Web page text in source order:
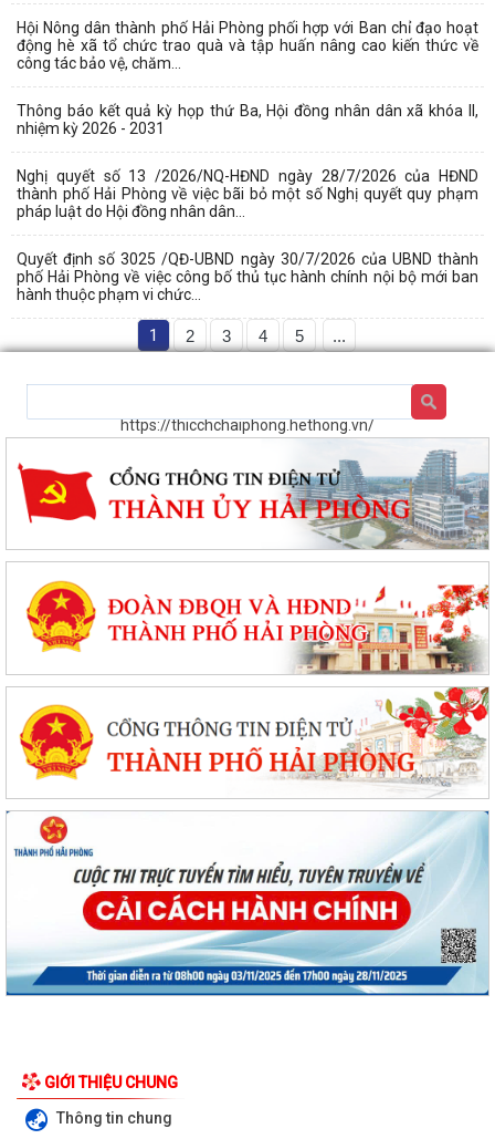
Hội Nông dân thành phố Hải Phòng phối hợp với Ban chỉ đạo hoạt
động hè xã tổ chức trao quà và tập huấn nâng cao kiến thức về
công tác bảo vệ, chăm...
Thông báo kết quả kỳ họp thứ Ba, Hội đồng nhân dân xã khóa II,
nhiệm kỳ 2026 - 2031
Nghị quyết số 13 /2026/NQ-HĐND ngày 28/7/2026 của HĐND
thành phố Hải Phòng về việc bãi bỏ một số Nghị quyết quy phạm
pháp luật do Hội đồng nhân dân...
Quyết định số 3025 /QĐ-UBND ngày 30/7/2026 của UBND thành
phố Hải Phòng về việc công bố thủ tục hành chính nội bộ mới ban
hành thuộc phạm vi chức...
1 2 3 4 5 ...
https://thicchchaiphong.hethong.vn/
GIỚI THIỆU CHUNG
Thông tin chung